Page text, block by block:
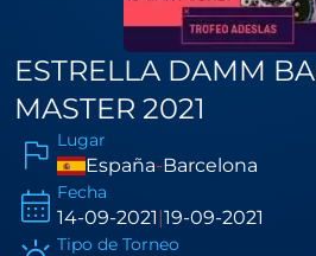
ESTRELLA DAMM
MASTER 2021
Lugar
España-Barcelona
Fecha
14-09-2021|19-09-2021
Tipo de Torneo